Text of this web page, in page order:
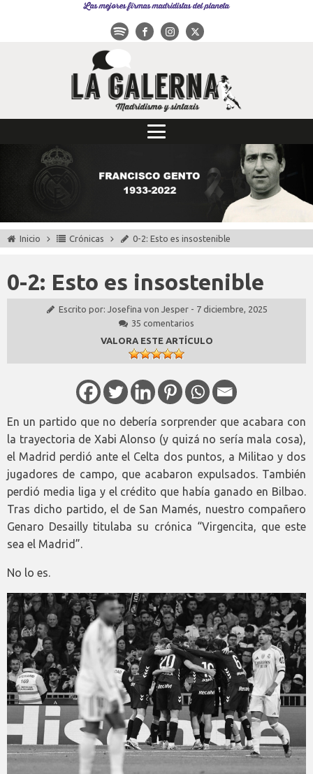
Las mejores firmas madridistas del planeta
Inicio Crónicas 0-2: Esto es insostenible
0-2: Esto es insostenible
Escrito por: Josefina von Jesper- 7 diciembre, 2025
35 comentarios
VALORA ESTE ARTÍCULO
En un partido que no debería sorprender que acabara con
la trayectoria de Xabi Alonso (y quizá no sería mala cosa),
el Madrid perdió ante el Celta dos puntos, a Militao y dos
jugadores de campo, que acabaron expulsados. También
perdió media liga y el crédito que había ganado en Bilbao.
Tras dicho partido, el de San Mamés, nuestro compañero
Genaro Desailly titulaba su crónica “Virgencita, que este
sea el Madrid”.
No lo es.